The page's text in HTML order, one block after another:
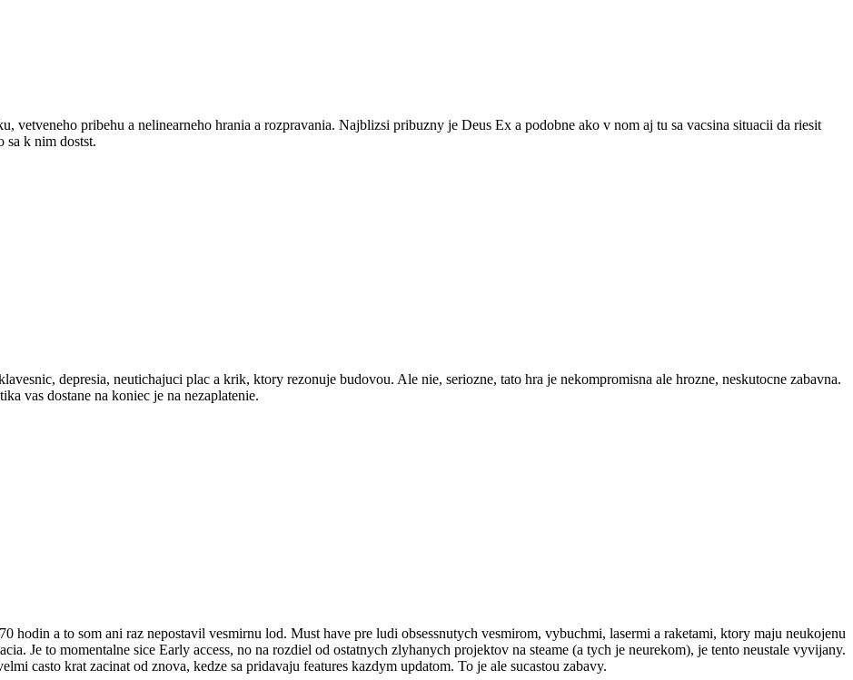
vetveneho pribehu a nelinearneho hrania a rozpravania. Najblizsi pribuzny je Deus Ex a podobne ako v nom aj tu sa vacsina situacii da riesit
sa k nim dostst.
depresia, neutichajuci plac a krik, ktory rezonuje budovou. Ale nie, seriozne, tato hra je nekompromisna ale hrozne, neskutocne zabavna.
vas dostane na koniec je na nezaplatenie.
hodin a to som ani raz nepostavil vesmirnu lod. Must have pre ludi obsessnutych vesmirom, vybuchmi, lasermi a raketami, ktory maju neukojenu
Je to momentalne sice Early access, no na rozdiel od ostatnych zlyhanych projektov na steame (a tych je neurekom), je tento neustale vyvijany.
casto krat zacinat od znova, kedze sa pridavaju features kazdym updatom. To je ale sucastou zabavy.